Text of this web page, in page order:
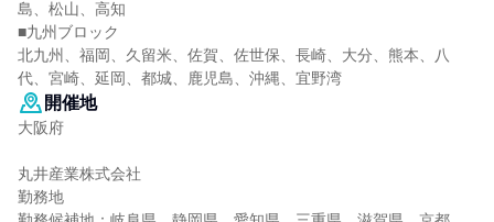
島、松山、高知
■九州ブロック
北九州、福岡、久留米、佐賀、佐世保、長崎、大分、熊本、八
代、宮崎、延岡、都城、鹿児島、沖縄、宜野湾
開催地
大阪府
丸井産業株式会社
勤務地